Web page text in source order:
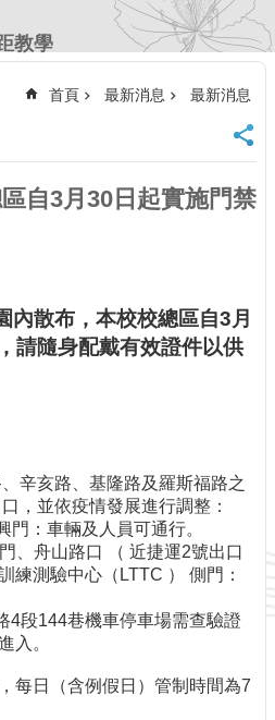
教學
首頁 最新消息 最新消息
自3月30日起實施門禁
內散布，本校校總區自3月
請隨身配戴有效證件以供
辛亥路、基隆路及羅斯福路之
，並依疫情發展進行調整：
：車輛及人員可通行。
舟山路口 （ 近捷運2號出口
練測驗中心（LTTC ） 側門：
144巷機車停車場需查驗證
入。
每日（含例假日）管制時間為7